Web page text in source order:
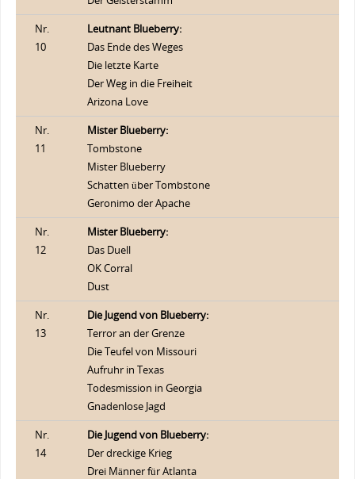
Nr.
10
Leutnant Blueberry:
Das Ende des Weges
Die letzte Karte
Der Weg in die Freiheit
Arizona Love
Nr.
11
Mister Blueberry:
Tombstone
Mister Blueberry
Schatten über Tombstone
Geronimo der Apache
Nr.
12
Mister Blueberry:
Das Duell
OK Corral
Dust
Nr.
13
Die Jugend von Blueberry:
Terror an der Grenze
Die Teufel von Missouri
Aufruhr in Texas
Todesmission in Georgia
Gnadenlose Jagd
Nr.
14
Die Jugend von Blueberry:
Der dreckige Krieg
Drei Männer für Atlanta